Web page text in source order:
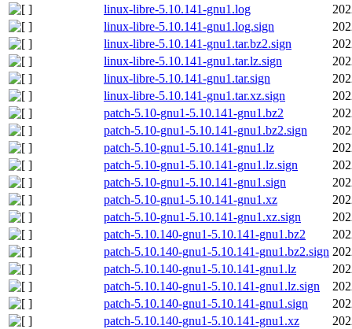
linux-libre-5.10.141-gnu1.log
linux-libre-5.10.141-gnu1.log.sign
linux-libre-5.10.141-gnu1.tar.bz2.sign
linux-libre-5.10.141-gnu1.tar.lz.sign
linux-libre-5.10.141-gnu1.tar.sign
linux-libre-5.10.141-gnu1.tar.xz.sign
patch-5.10-gnu1-5.10.141-gnu1.bz2
patch-5.10-gnu1-5.10.141-gnu1.bz2.sign
patch-5.10-gnu1-5.10.141-gnu1.lz
patch-5.10-gnu1-5.10.141-gnu1.lz.sign
patch-5.10-gnu1-5.10.141-gnu1.sign
patch-5.10-gnu1-5.10.141-gnu1.xz
patch-5.10-gnu1-5.10.141-gnu1.xz.sign
patch-5.10.140-gnu1-5.10.141-gnu1.bz2
patch-5.10.140-gnu1-5.10.141-gnu1.bz2.sign
patch-5.10.140-gnu1-5.10.141-gnu1.lz
patch-5.10.140-gnu1-5.10.141-gnu1.lz.sign
patch-5.10.140-gnu1-5.10.141-gnu1.sign
patch-5.10.140-gnu1-5.10.141-gnu1.xz